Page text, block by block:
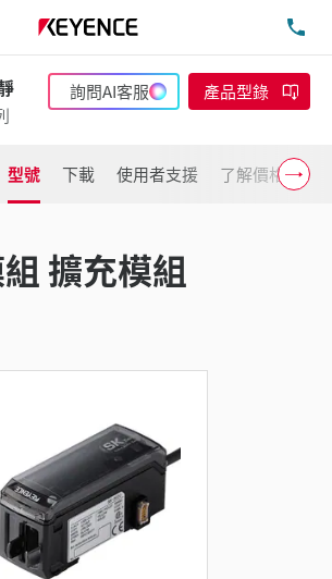
詢問AI客服 產品型錄
型號 下載 使用者支援 了解價格
擴充模組